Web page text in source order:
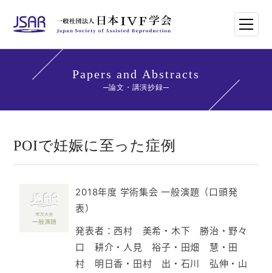
HOME
学会講師紹介
学会刊行物一覧
年次大会・イベント
世界のトレンド
Papers and Abstracts
論文・講演抄録
POIで妊娠に至った症例
2018年度 学術集会 一般演題（口頭発
表）
発表者：西村 美希・木下 勝治・野々
口 耕介・人見 裕子・田畑 慧・田
村 明日香・田村 出・石川 弘伸・山